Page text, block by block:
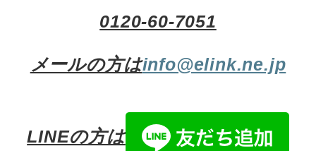
0120-60-7051
メールの方はinfo@elink.ne.jp
LINEの方は